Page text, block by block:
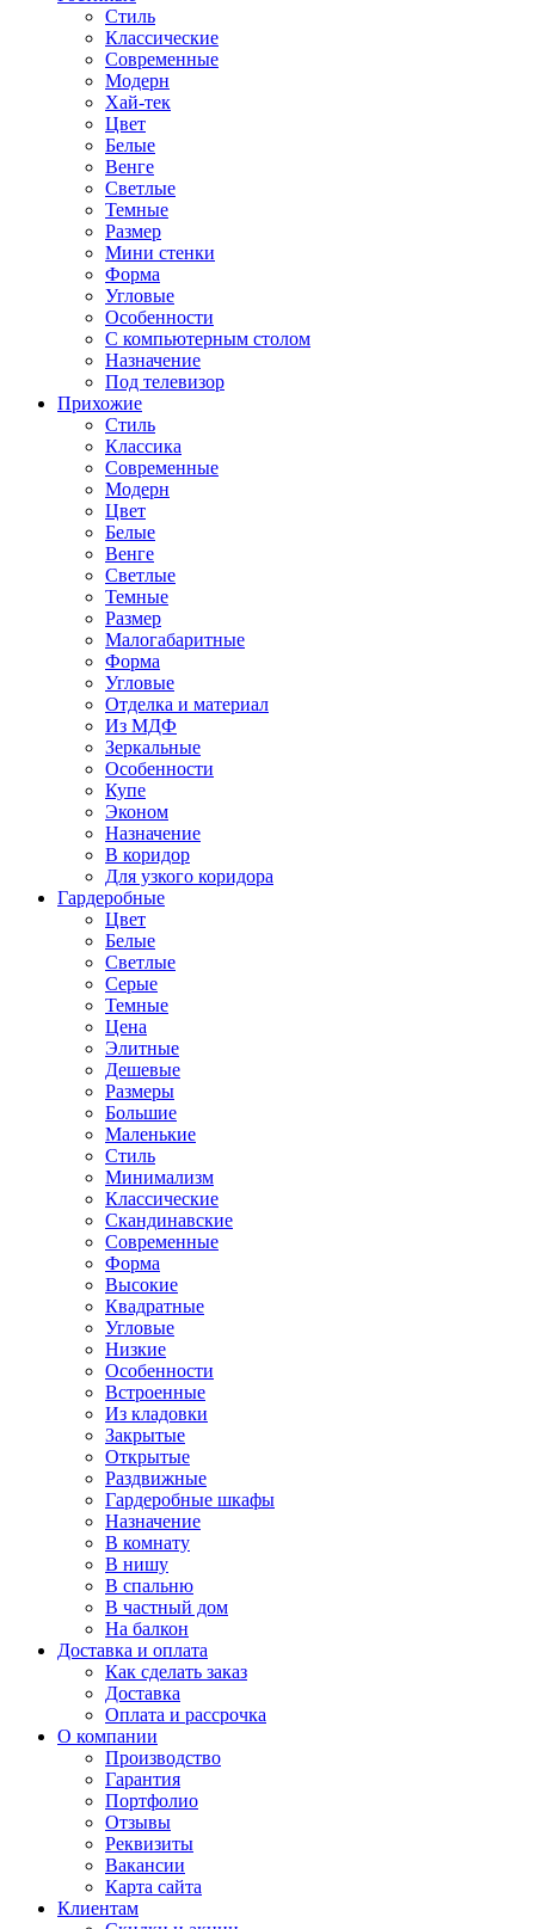
Стиль
Классические
Современные
Модерн
Хай-тек
Цвет
Белые
Венге
Светлые
Темные
Размер
Мини стенки
Форма
Угловые
Особенности
С компьютерным столом
Назначение
Под телевизор
Прихожие
Стиль
Классика
Современные
Модерн
Цвет
Белые
Венге
Светлые
Темные
Размер
Малогабаритные
Форма
Угловые
Отделка и материал
Из МДФ
Зеркальные
Особенности
Купе
Эконом
Назначение
В коридор
Для узкого коридора
Гардеробные
Цвет
Белые
Светлые
Серые
Темные
Цена
Элитные
Дешевые
Размеры
Большие
Маленькие
Стиль
Минимализм
Классические
Скандинавские
Современные
Форма
Высокие
Квадратные
Угловые
Низкие
Особенности
Встроенные
Из кладовки
Закрытые
Открытые
Раздвижные
Гардеробные шкафы
Назначение
В комнату
В нишу
В спальню
В частный дом
На балкон
Доставка и оплата
Как сделать заказ
Доставка
Оплата и рассрочка
О компании
Производство
Гарантия
Портфолио
Отзывы
Реквизиты
Вакансии
Карта сайта
Клиентам